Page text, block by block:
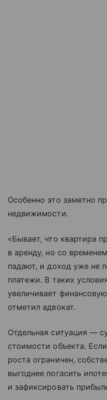
Особенно это заметно
недвижимости.
«Бывает, что квартира
в аренду, но со
падают, и доход уже не
платежи. В таких
увеличивает
отметил адвокат.
Отдельная ситуация —
стоимости объекта.
роста ограничен,
выгоднее погасить
и зафиксировать